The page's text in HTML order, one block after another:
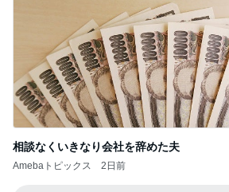
相談なくいきなり会社を辞めた夫
Amebaトピックス 2日前